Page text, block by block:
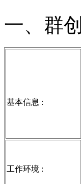
一、群
基本信息 :
工作环境 :